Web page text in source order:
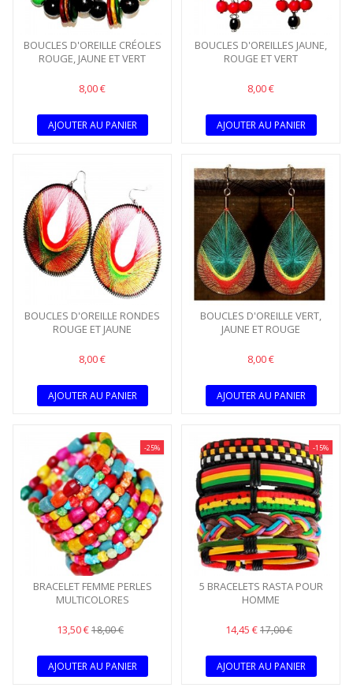
BOUCLES D'OREILLE CRÉOLES
ROUGE, JAUNE ET VERT
8,00 €
AJOUTER AU PANIER
BOUCLES D'OREILLES JAUNE,
ROUGE ET VERT
8,00 €
AJOUTER AU PANIER
BOUCLES D'OREILLE RONDES
ROUGE ET JAUNE
8,00 €
AJOUTER AU PANIER
BOUCLES D'OREILLE VERT,
JAUNE ET ROUGE
8,00 €
AJOUTER AU PANIER
-25%
BRACELET FEMME PERLES
MULTICOLORES
13,50 €18,00 €
AJOUTER AU PANIER
-15%
5 BRACELETS RASTA POUR
HOMME
14,45 €17,00 €
AJOUTER AU PANIER